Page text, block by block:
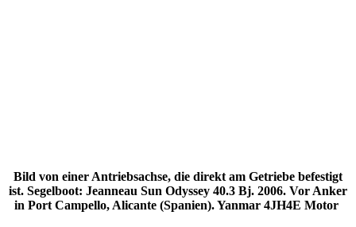
Bild von einer Antriebsachse, die direkt am Getriebe befestigt
ist. Segelboot: Jeanneau Sun Odyssey 40.3 Bj. 2006. Vor Anker
in Port Campello, Alicante (Spanien). Yanmar 4JH4E Motor